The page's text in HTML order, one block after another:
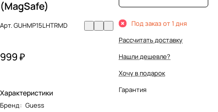
(MagSafe)
Арт.GUHMP15LHTRMD
999 ₽
Характеристики
Бренд: Guess
Под заказ от 1 дня
Рассчитать доставку
Нашли дешевле?
Хочу в подарок
Гарантия